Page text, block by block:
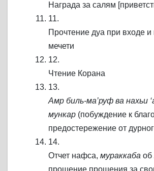
Награда за салям
11.
Прочтение дуа при входе
мечети
12.
Чтение Корана
13.
Амр биль-ма’руф ва нахьи
мункар (побуждение к
предостережение от
14.
Отчет нафса, мураккаба об